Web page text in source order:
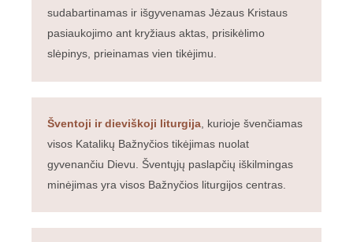
sudabartinamas ir išgyvenamas Jėzaus Kristaus
pasiaukojimo ant kryžiaus aktas, prisikėlimo
slėpinys, prieinamas vien tikėjimu.
Šventoji ir dieviškoji liturgija , kurioje švenčiamas
visos Katalikų Bažnyčios tikėjimas nuolat
gyvenančiu Dievu. Šventųjų paslapčių iškilmingas
minėjimas yra visos Bažnyčios liturgijos centras.